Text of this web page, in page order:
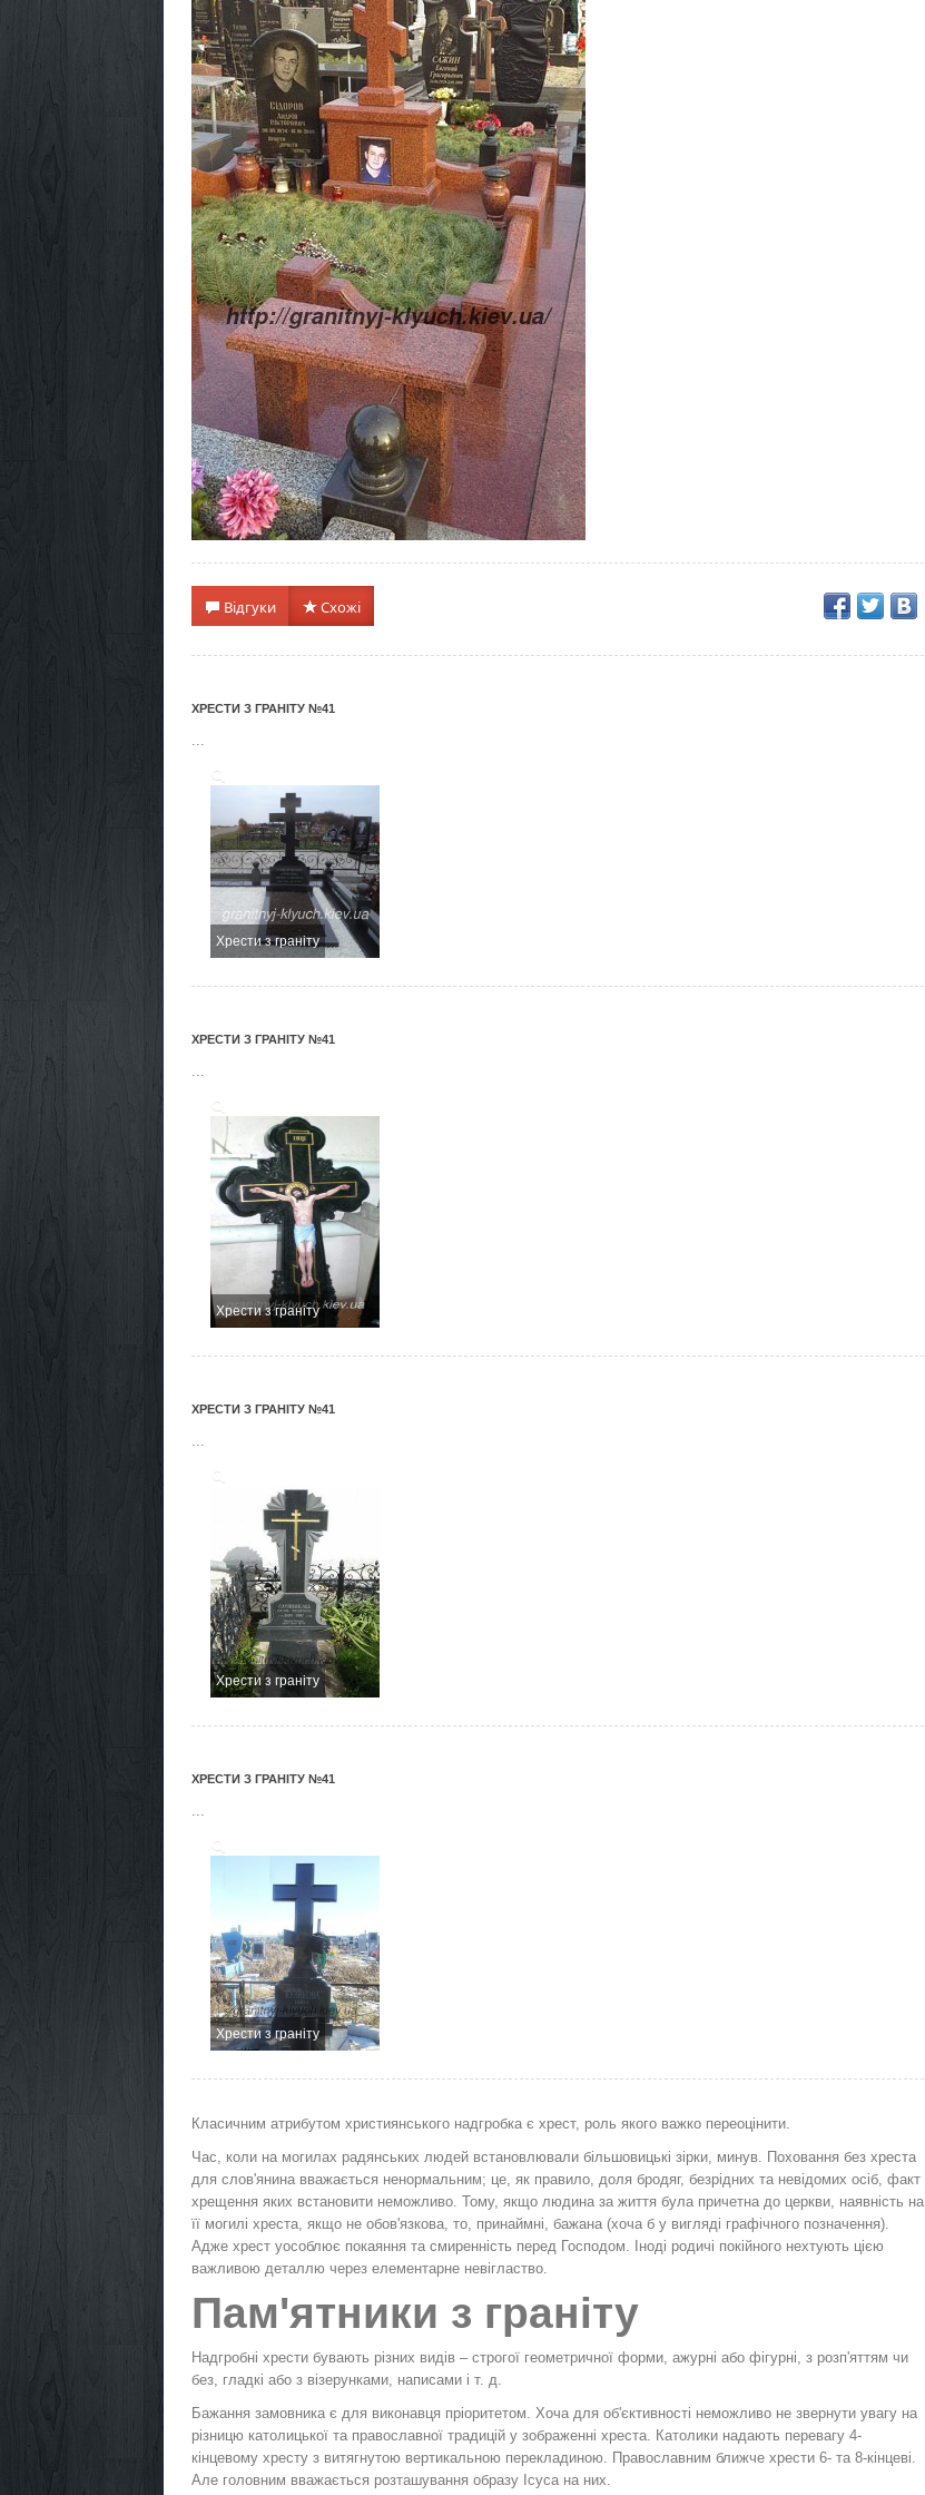
Відгуки Схожі
ХРЕСТИ З ГРАНІТУ №41
...
Хрести з граніту
ХРЕСТИ З ГРАНІТУ №41
...
Хрести з граніту
ХРЕСТИ З ГРАНІТУ №41
...
Хрести з граніту
ХРЕСТИ З ГРАНІТУ №41
...
Хрести з граніту
Класичним атрибутом християнського надгробка є хрест, роль якого важко переоцінити.
Час, коли на могилах радянських людей встановлювали більшовицькі зірки, минув. Поховання без хреста
для слов'янина вважається ненормальним; це, як правило, доля бродяг, безрідних та невідомих осіб, факт
хрещення яких встановити неможливо. Тому, якщо людина за життя була причетна до церкви, наявність на
її могилі хреста, якщо не обов'язкова, то, принаймні, бажана (хоча б у вигляді графічного позначення).
Адже хрест уособлює покаяння та смиренність перед Господом. Іноді родичі покійного нехтують цією
важливою деталлю через елементарне невігластво.
Пам'ятники з граніту
Надгробні хрести бувають різних видів – строгої геометричної форми, ажурні або фігурні, з розп'яттям чи
без, гладкі або з візерунками, написами і т. д.
Бажання замовника є для виконавця пріоритетом. Хоча для об'єктивності неможливо не звернути увагу на
різницю католицької та православної традицій у зображенні хреста. Католики надають перевагу 4-
кінцевому хресту з витягнутою вертикальною перекладиною. Православним ближче хрести 6- та 8-кінцеві.
Але головним вважається розташування образу Ісуса на них.